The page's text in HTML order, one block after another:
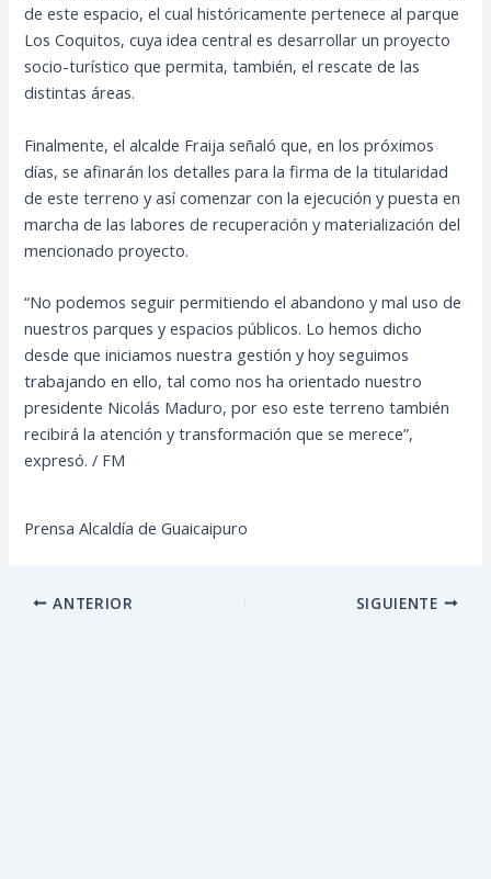
de este espacio, el cual históricamente pertenece al parque
Los Coquitos, cuya idea central es desarrollar un proyecto
socio-turístico que permita, también, el rescate de las
distintas áreas.
Finalmente, el alcalde Fraija señaló que, en los próximos
días, se afinarán los detalles para la firma de la titularidad
de este terreno y así comenzar con la ejecución y puesta en
marcha de las labores de recuperación y materialización del
mencionado proyecto.
“No podemos seguir permitiendo el abandono y mal uso de
nuestros parques y espacios públicos. Lo hemos dicho
desde que iniciamos nuestra gestión y hoy seguimos
trabajando en ello, tal como nos ha orientado nuestro
presidente Nicolás Maduro, por eso este terreno también
recibirá la atención y transformación que se merece”,
expresó. / FM
Prensa Alcaldía de Guaicaipuro
ANTERIOR SIGUIENTE